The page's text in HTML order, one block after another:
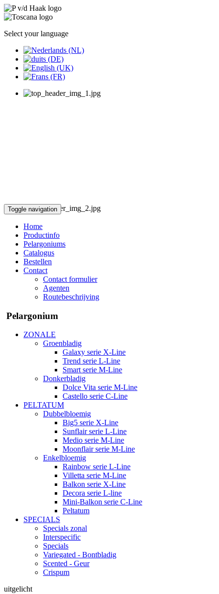
Select your language
Toggle navigation
Home
Productinfo
Pelargoniums
Catalogus
Bestellen
Contact
Contact formulier
Agenten
Routebeschrijving
Pelargonium
ZONALE
Groenbladig
Galaxy serie X-Line
Trend serie L-Line
Smart serie M-Line
Donkerbladig
Dolce Vita serie M-Line
Castello serie C-Line
PELTATUM
Dubbelbloemig
Big5 serie X-Line
Sunflair serie L-Line
Medio serie M-Line
Moonflair serie M-Line
Enkelbloemig
Rainbow serie L-Line
Villetta serie M-Line
Balkon serie X-Line
Decora serie L-line
Mini-Balkon serie C-Line
Peltatum
SPECIALS
Specials zonal
Interspecific
Specials
Variegated - Bontbladig
Scented - Geur
Crispum
uitgelicht